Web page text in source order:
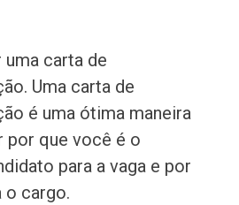
uma carta de
Uma carta de
é uma ótima maneira
por que você é o
para a vaga e por
o cargo.